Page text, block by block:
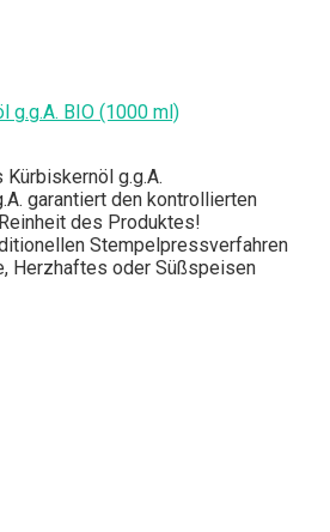
g.g.A. BIO (1000 ml)
g.g.A.
garantiert den kontrollierten
des Produktes!
Stempelpressverfahren
Herzhaftes oder Süßspeisen